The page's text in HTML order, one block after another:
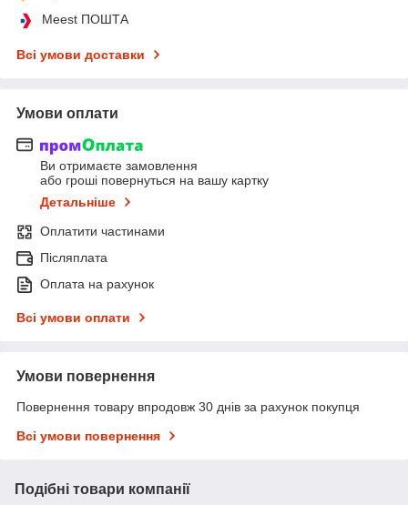
Meest ПОШТА
Всі умови доставки
Умови оплати
Ви отримаєте замовлення
або гроші повернуться на вашу картку
Детальніше
Оплатити частинами
Післяплата
Оплата на рахунок
Всі умови оплати
Умови повернення
Повернення товару впродовж 30 днів за рахунок покупця
Всі умови повернення
Подібні товари компанії